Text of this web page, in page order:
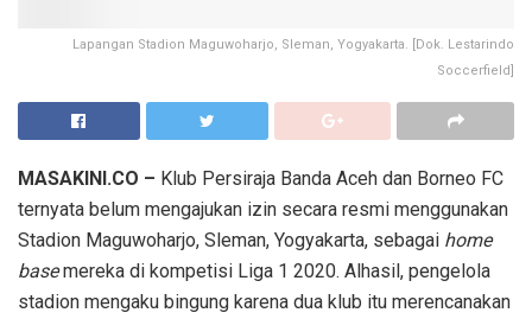
Lapangan Stadion Maguwoharjo, Sleman, Yogyakarta. [Dok. Lestarindo
Soccerfield]
MASAKINI.CO – Klub Persiraja Banda Aceh dan Borneo FC
ternyata belum mengajukan izin secara resmi menggunakan
Stadion Maguwoharjo, Sleman, Yogyakarta, sebagai home
basemereka di kompetisi Liga 1 2020. Alhasil, pengelola
stadion mengaku bingung karena dua klub itu merencanakan